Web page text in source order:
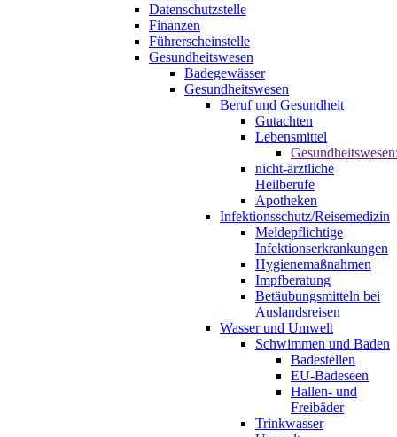
Datenschutzstelle
Finanzen
Führerscheinstelle
Gesundheitswesen
Badegewässer
Gesundheitswesen
Beruf und Gesundheit
Gutachten
Lebensmittel
nicht-ärztliche
Heilberufe
Apotheken
Infektionsschutz/Reisemedizin
Meldepflichtige
Infektionserkrankungen
Hygienemaßnahmen
Impfberatung
Betäubungsmitteln bei
Auslandsreisen
Wasser und Umwelt
Schwimmen und Baden
Badestellen
EU-Badeseen
Hallen- und
Freibäder
Trinkwasser